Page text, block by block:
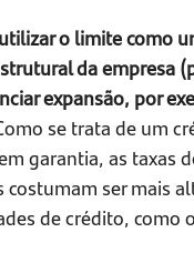
utilizar o limite como
da empresa
expansão, por
se trata de um
garantia, as taxas
ser mais
de crédito, como